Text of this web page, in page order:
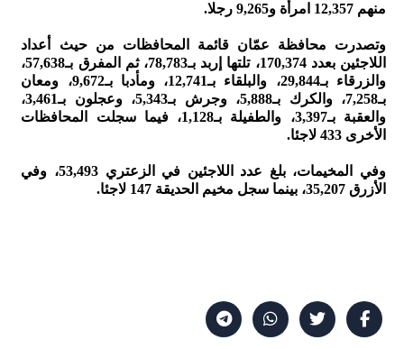
منهم 12,357 امرأة و9,265 رجلا.
وتصدرت محافظة عمّان قائمة المحافظات من حيث أعداد
اللاجئين بعدد 170,374، تلتها إربد بـ78,783، ثم المفرق بـ57,638،
والزرقاء بـ29,844، والبلقاء بـ12,741، ومأدبا بـ9,672، ومعان
بـ7,258، والكرك بـ5,888، وجرش بـ5,343، وعجلون بـ3,461،
والعقبة بـ3,397، والطفيلة بـ1,128، فيما سجلت المحافظات
الأخرى 433 لاجئا.
وفي المخيمات، بلغ عدد اللاجئين في الزعتري 53,493، وفي
الأزرق 35,207، بينما سجل مخيم الحديقة 147 لاجئا.